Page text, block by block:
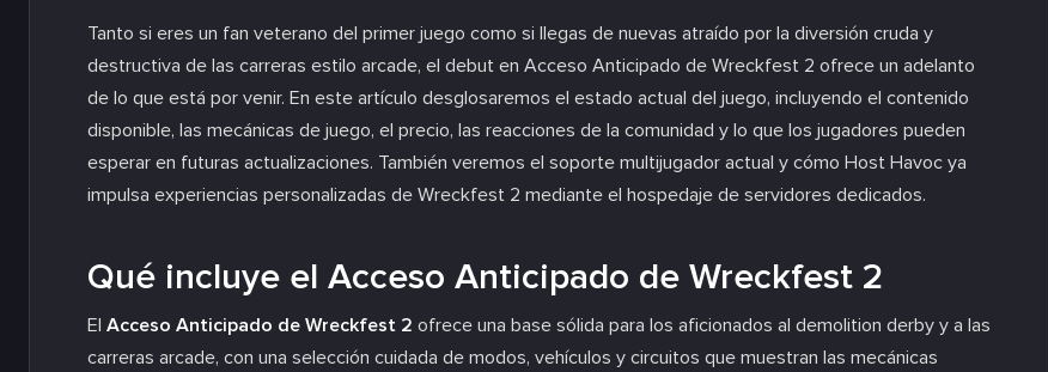
Tanto si eres un fan veterano del primer juego como si llegas de nuevas atraído por la diversión cruda y
destructiva de las carreras estilo arcade, el debut en Acceso Anticipado de Wreckfest 2 ofrece un adelanto
de lo que está por venir. En este artículo desglosaremos el estado actual del juego, incluyendo el contenido
disponible, las mecánicas de juego, el precio, las reacciones de la comunidad y lo que los jugadores pueden
esperar en futuras actualizaciones. También veremos el soporte multijugador actual y cómo Host Havoc ya
impulsa experiencias personalizadas de Wreckfest 2 mediante el hospedaje de servidores dedicados.
Qué incluye el Acceso Anticipado de Wreckfest 2
El Acceso Anticipado de Wreckfest 2 ofrece una base sólida para los aficionados al demolition derby y a las
carreras arcade, con una selección cuidada de modos, vehículos y circuitos que muestran las mecánicas